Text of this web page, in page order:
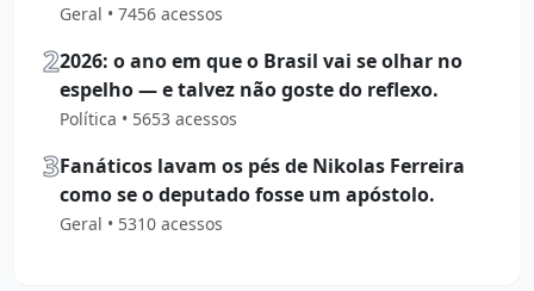
Geral • 7456 acessos
22026: o ano em que o Brasil vai se olhar no
espelho — e talvez não goste do reflexo.
Política • 5653 acessos
3Fanáticos lavam os pés de Nikolas Ferreira
como se o deputado fosse um apóstolo.
Geral • 5310 acessos